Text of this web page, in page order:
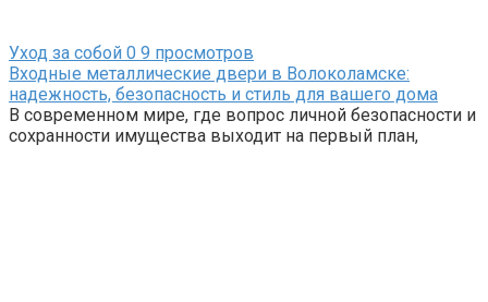
Уход за собой 0 9 просмотров
Входные металлические двери в Волоколамске:
надежность, безопасность и стиль для вашего дома
В современном мире, где вопрос личной безопасности и
сохранности имущества выходит на первый план,